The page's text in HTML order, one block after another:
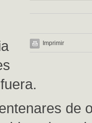
Imprimir
de